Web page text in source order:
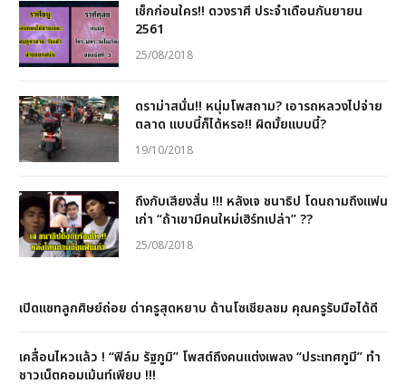
เช็กก่อนใคร!! ดวงราศี ประจำเดือนกันยายน
2561
25/08/2018
ดราม่าสนั่น!! หนุ่มโพสถาม? เอารถหลวงไปจ่าย
ตลาด แบบนี้ก็ได้หรอ!! ผิดมั้ยแบบนี้?
19/10/2018
ถึงกับเสียงสั่น !!! หลังเจ ชนาธิป โดนถามถึงแฟน
เก่า “ถ้าเขามีคนใหม่เฮิร์ทเปล่า” ??
25/08/2018
เปิดแชทลูกศิษย์ถ่อย ด่าครูสุดหยาบ ด้านโซเชียลชม คุณครูรับมือได้ดี
เคลื่อนไหวแล้ว ! “ฟิล์ม รัฐภูมิ” โพสต์ถึงคนแต่งเพลง “ประเทศกูมี” ทำ
ชาวเน็ตคอมเม้นท์เพียบ !!!